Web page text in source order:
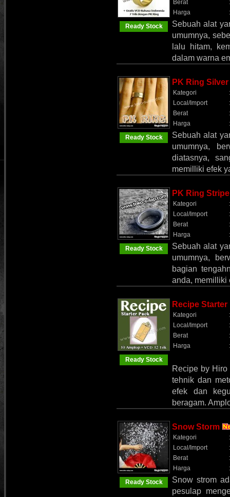
Ready Stock
Berat
:
Harga
:
Sebuah alat
umumnya,
lalu hitam,
dalam warna
Ready Stock
PK Ring
Kategori
:
Local/Import
:
Berat
:
Harga
:
Sebuah alat
umumnya,
diatasnya,
memilliki efek
Ready Stock
PK Ring
Kategori
:
Local/Import
:
Berat
:
Harga
:
Sebuah alat
umumnya,
bagian
anda, memilliki
Ready Stock
Recipe
Kategori
:
Local/Import
:
Berat
:
Harga
:
Recipe by
tehnik dan
efek dan
beragam.
Ready Stock
Snow Storm
Kategori
:
Local/Import
:
Berat
:
Harga
:
Snow strom
pesulap